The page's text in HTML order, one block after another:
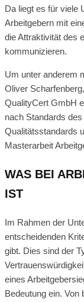
Da liegt es für viele
Arbeitgebern mit
die Attraktivität des
kommunizieren.
Um unter anderem
Oliver
QualityCert GmbH
nach Standards
Qualitätsstandards
Masterarbeit
WAS BEI
IST
Im Rahmen der
entscheidenden
gibt. Dies sind der
eines
Bedeutung ein. Von